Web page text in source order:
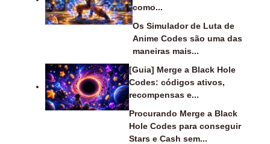
como...
Os Simulador de Luta de
Anime Codes são uma das
maneiras mais...
[Guia] Merge a Black Hole
Codes: códigos ativos,
recompensas e...
Procurando Merge a Black
Hole Codes para conseguir
Stars e Cash sem...